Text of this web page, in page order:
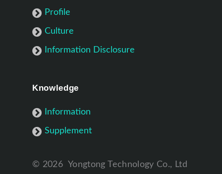
Profile
Culture
Information Disclosure
Knowledge
Information
Supplement
© 2026 Yongtong Technology Co., Ltd